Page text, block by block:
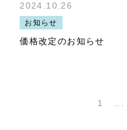
2024.10.26
お知らせ
価格改定のお知らせ
1